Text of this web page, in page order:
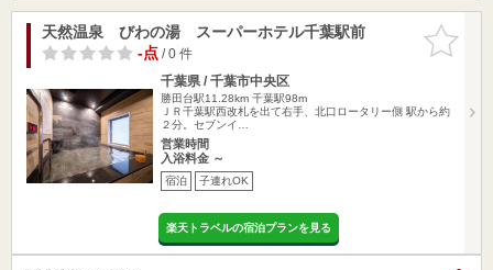
お気に入
りに追加
天然温泉 びわの湯 スーパーホテル千葉駅前
-点/ 0 件
千葉県 / 千葉市中央区
勝田台駅11.28km 千葉駅98m
ＪＲ千葉駅西改札を出て右手、北口ロータリー側 駅から約
２分。セブンイ…
営業時間
入浴料金 ～
宿泊 子連れOK
楽天トラベルの宿泊プランを見る